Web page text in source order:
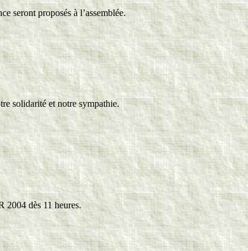
seront proposés à l’assemblée.
solidarité et notre sympathie.
dès 11 heures.